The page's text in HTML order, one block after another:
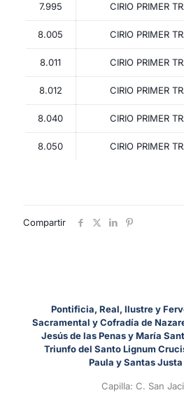
7.995 CIRIO PRIMER
8.005 CIRIO PRIMER
8.011 CIRIO PRIMER
8.012 CIRIO PRIMER
8.040 CIRIO PRIMER
8.050 CIRIO PRIMER
Compartir
Pontificia, Real, Ilustre y
Sacramental y Cofradía de
Jesús de las Penas y María
Triunfo del Santo Lignum
Paula y Santas
Capilla: C. San